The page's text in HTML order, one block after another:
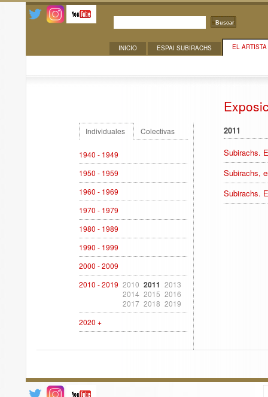
Buscar
EL ARTISTA
ESPAI SUBIRACHS
INICIO
Individuales Colectivas
1940 - 1949
1950 - 1959
1960 - 1969
1970 - 1979
1980 - 1989
1990 - 1999
2000 - 2009
2010 - 2019 2010 2011 2013
2014 2015 2016
2017 2018 2019
2020 +
2011
Subirachs.
Subirachs,
Subirachs.